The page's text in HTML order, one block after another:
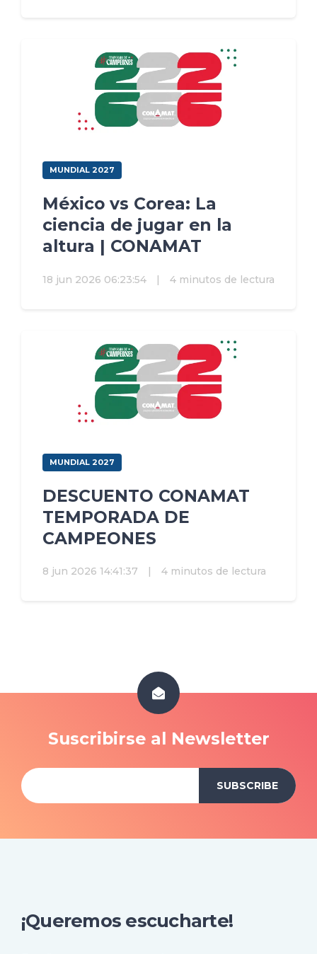
MUNDIAL 2027
México vs Corea: La
ciencia de jugar en la
altura | CONAMAT
18 jun 2026 06:23:54 | 4 minutos de lectura
MUNDIAL 2027
DESCUENTO CONAMAT
TEMPORADA DE
CAMPEONES
8 jun 2026 14:41:37 4 minutos de lectura
Suscribirse al Newsletter
¡Queremos escucharte!